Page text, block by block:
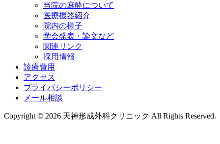
当院の麻酔について
医療機器紹介
院内の様子
学会発表・論文など
関連リンク
採用情報
診療費用
アクセス
プライバシーポリシー
メール相談
Copyright © 2026 天神形成外科クリニック All Rights Reserved.